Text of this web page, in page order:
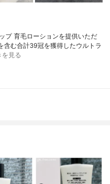
プ 育毛ローションを提供いただ
含む合計39冠を獲得したウルトラ
を見る